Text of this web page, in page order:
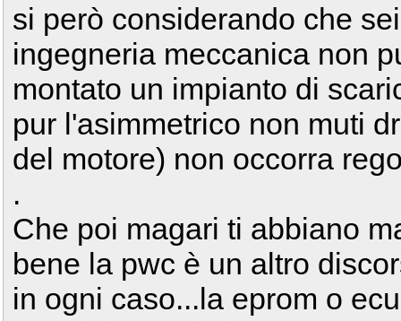
si però considerando che
ingegneria meccanica non
montato un impianto di
pur l'asimmetrico non muti
del motore) non occorra
.
Che poi magari ti abbiano
bene la pwc è un altro
in ogni caso...la eprom o